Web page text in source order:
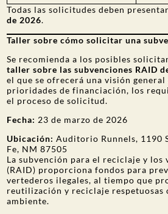
Todas las solicitudes deben
de 2026.
Taller sobre cómo solicitar una
Se recomienda a los posibles
taller sobre las subvenciones RAID
el que se ofrecerá una visión
prioridades de financiación, los
el proceso de solicitud.
Fecha: 23 de marzo de 2026
Ubicación: Auditorio Runnels, 1190
Fe, NM 87505
La subvención para el reciclaje y los
(RAID) proporciona fondos para
vertederos ilegales, al tiempo que
reutilización y reciclaje respetuosas
ambiente.